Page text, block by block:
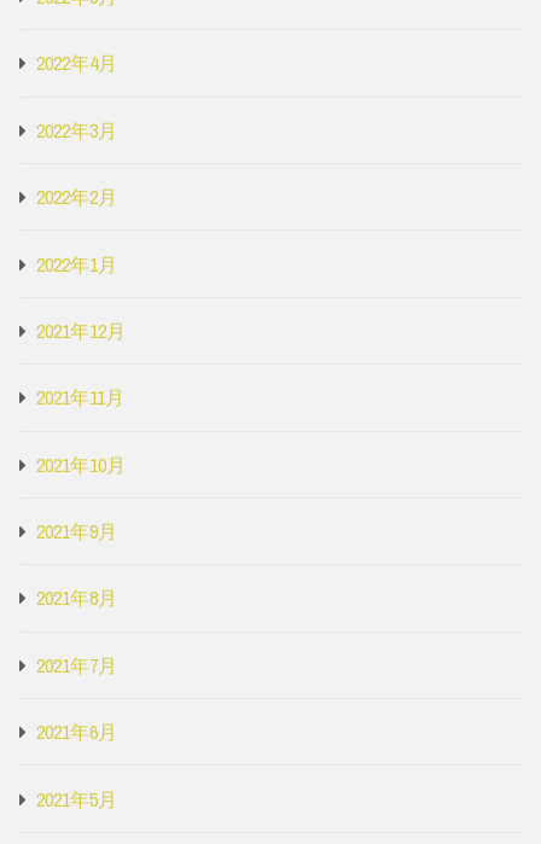
2022年4月
2022年3月
2022年2月
2022年1月
2021年12月
2021年11月
2021年10月
2021年9月
2021年8月
2021年7月
2021年6月
2021年5月